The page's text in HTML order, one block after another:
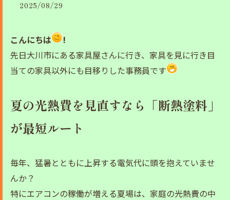
2025/08/29
こんにちは
!
先日大川市にある家具屋さんに行き、家具を見に行き目
当ての家具以外にも目移りした事務員です
夏の光熱費を見直すなら「断熱塗料」
が最短ルート
毎年、猛暑とともに上昇する電気代に頭を抱えていませ
んか？
特にエアコンの稼働が増える夏場は、家庭の光熱費の中